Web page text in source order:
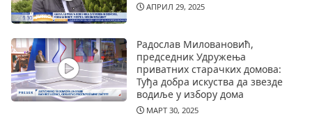
АПРИЛ 29, 2025
Радослав Миловановић,
председник Удружења
приватних старачких домова:
Туђа добра искуства да звезде
водиље у избору дома
МАРТ 30, 2025